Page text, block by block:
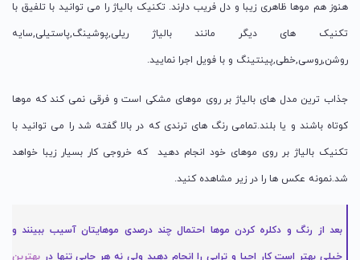
هنوز هم موها ظاهری زیبا و دل فریب دارند. تکنیک بالیاژ را می توانید با تلفیق با
تکنیک های دیگر مانند بالیاژ ریلی,پوشینگ,پاستیلی,سایه
روشن,روسی,خطی,پینتینگ و با فویل اجرا نمایید.
جذاب ترین مدل های بالیاژ بر روی موهای مشکی است و فرقی نمی کند که موها
کوتاه باشند و یا بلند.تمامی رنگ های ترندی که در بالا گفته شد را می توانید با
تکنیک بالیاژ بر روی موهای خود انجام دهید که خروجی کار بسیار زیبا خواهد
شد.نمونه عکس ها را در زیر مشاهده کنید.
بعد از رنگ و دکلره کردن موها احتمال چند درصدی موهایتان آسیب ببینند و
خیلی بهتر است کار احیا و تراپی را انجام دهید ولی نه هر جایی تنها در بهترین